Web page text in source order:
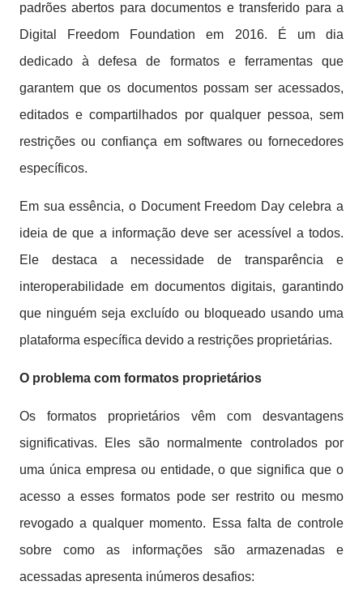
padrões abertos para documentos e transferido para a
Digital Freedom Foundation em 2016. É um dia
dedicado à defesa de formatos e ferramentas que
garantem que os documentos possam ser acessados,
editados e compartilhados por qualquer pessoa, sem
restrições ou confiança em softwares ou fornecedores
específicos.
Em sua essência, o Document Freedom Day celebra a
ideia de que a informação deve ser acessível a todos.
Ele destaca a necessidade de transparência e
interoperabilidade em documentos digitais, garantindo
que ninguém seja excluído ou bloqueado usando uma
plataforma específica devido a restrições proprietárias.
O problema com formatos proprietários
Os formatos proprietários vêm com desvantagens
significativas. Eles são normalmente controlados por
uma única empresa ou entidade, o que significa que o
acesso a esses formatos pode ser restrito ou mesmo
revogado a qualquer momento. Essa falta de controle
sobre como as informações são armazenadas e
acessadas apresenta inúmeros desafios: